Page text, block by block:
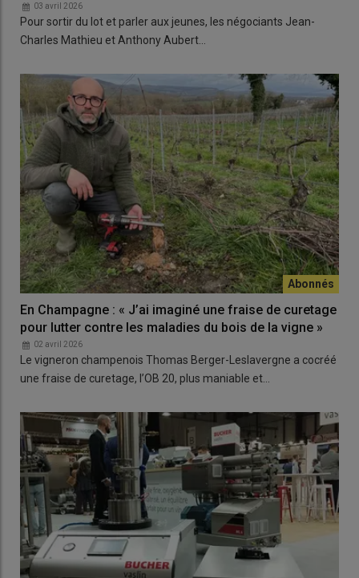
03 avril 2026
Pour sortir du lot et parler aux jeunes, les négociants Jean-
Charles Mathieu et Anthony Aubert…
En Champagne : « J’ai imaginé une fraise de curetage
pour lutter contre les maladies du bois de la vigne »
02 avril 2026
Le vigneron champenois Thomas Berger-Leslavergne a cocréé
une fraise de curetage, l’OB 20, plus maniable et…